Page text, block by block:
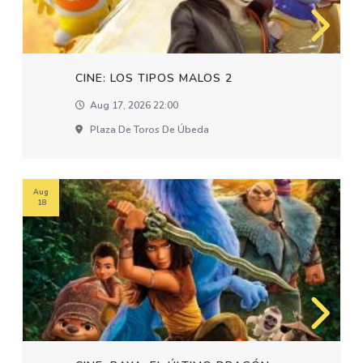
CINE: LOS TIPOS MALOS 2
Aug 17, 2026 22:00
Plaza De Toros De Úbeda
Aug
18